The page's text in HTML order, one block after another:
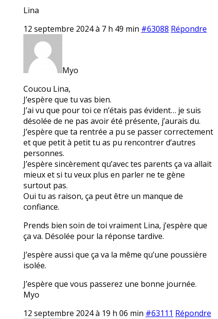
Lina
12 septembre 2024 à 7 h 49 min #63088 Répondre
Myo
Coucou Lina,
J’espère que tu vas bien.
J’ai vu que pour toi ce n’étais pas évident… je suis
désolée de ne pas avoir été présente, j’aurais du.
J’espère que ta rentrée a pu se passer correctement
et que petit à petit tu as pu rencontrer d’autres
personnes.
J’espère sincèrement qu’avec tes parents ça va allait
mieux et si tu veux plus en parler ne te gène
surtout pas.
Oui tu as raison, ça peut être un manque de
confiance.
Prends bien soin de toi vraiment Lina, j’espère que
ça va. Désolée pour la réponse tardive.
J’espère aussi que ça va la même qu’une poussière
isolée.
J’espère que vous passerez une bonne journée.
Myo
12 septembre 2024 à 19 h 06 min #63111 Répondre